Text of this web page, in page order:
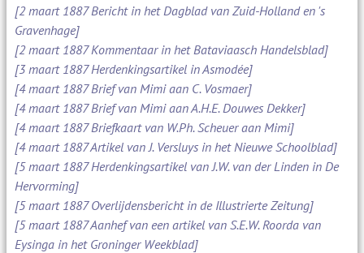
[2 maart 1887 Bericht in het Dagblad van Zuid-Holland en 's
Gravenhage]
[2 maart 1887 Kommentaar in het Bataviaasch Handelsblad]
[3 maart 1887 Herdenkingsartikel in Asmodée]
[4 maart 1887 Brief van Mimi aan C. Vosmaer]
[4 maart 1887 Brief van Mimi aan A.H.E. Douwes Dekker]
[4 maart 1887 Briefkaart van W.Ph. Scheuer aan Mimi]
[4 maart 1887 Artikel van J. Versluys in het Nieuwe Schoolblad]
[5 maart 1887 Herdenkingsartikel van J.W. van der Linden in De
Hervorming]
[5 maart 1887 Overlijdensbericht in de Illustrierte Zeitung]
[5 maart 1887 Aanhef van een artikel van S.E.W. Roorda van
Eysinga in het Groninger Weekblad]